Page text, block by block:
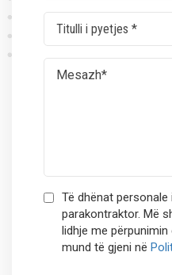
Të dhënat
parakontraktor. Më shumë
lidhje me
mund të gjeni në